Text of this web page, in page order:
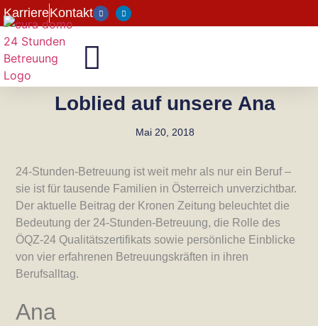
KarriereKontakt
Loblied auf unsere Ana
Mai 20, 2018
24-Stunden-Betreuung ist weit mehr als nur ein Beruf –
sie ist für tausende Familien in Österreich unverzichtbar.
Der aktuelle Beitrag der Kronen Zeitung beleuchtet die
Bedeutung der 24-Stunden-Betreuung, die Rolle des
ÖQZ-24 Qualitätszertifikats sowie persönliche Einblicke
von vier erfahrenen Betreuungskräften in ihren
Berufsalltag.
Ana